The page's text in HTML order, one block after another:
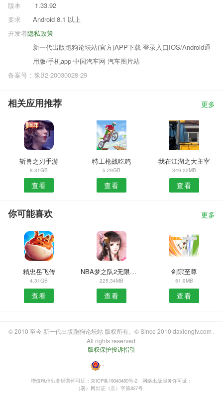
版本
1.33.92
要求
Android 8.1 以上
隐私政策
开发者
新一代出版跑狗论坛站(官方)APP下载-登录入口IOS/Android通
用版/手机app-中国汽车网 汽车图片站
备案号：豫B2-20030028-29
相关应用推荐 更多
斩兽之刃手游
8.31GB
查看
特工枪战吃鸡
5.29GB
查看
我在江湖之大主宰
349.22MB
查看
你可能喜欢 更多
精忠岳飞传
4.31GB
查看
NBA梦之队2无限钻石版
225.34MB
查看
剑宗至尊
51.9MB
查看
© 2010 至今 新一代出版跑狗论坛站 版权所有。© Since 2010 daxiongtv.com .
All rights reserved.
版权保护投诉指引
・
增值电信业务经营许可证：京ICP备19043480号-2
网络出版服务许可证：
（署）网出证（京）字第827号